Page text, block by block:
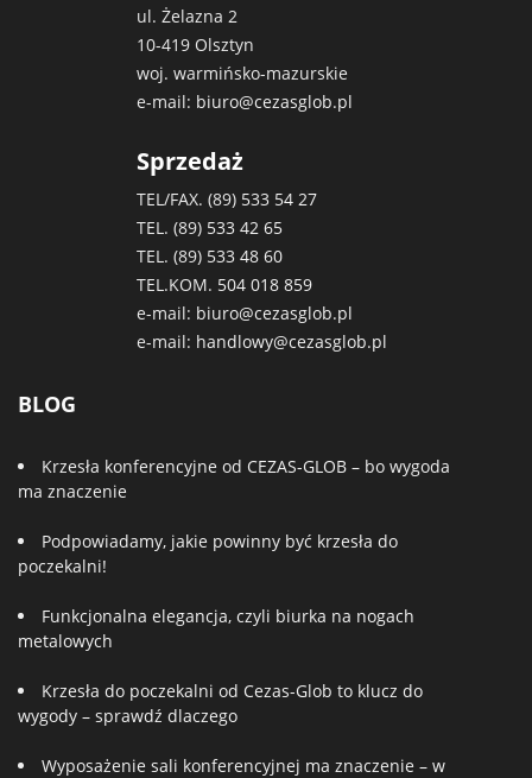
ul. Żelazna 2
10-419 Olsztyn
woj. warmińsko-mazurskie
e-mail: biuro@cezasglob.pl
Sprzedaż
TEL/FAX. (89) 533 54 27
TEL. (89) 533 42 65
TEL. (89) 533 48 60
TEL.KOM. 504 018 859
e-mail: biuro@cezasglob.pl
e-mail: handlowy@cezasglob.pl
BLOG
Krzesła konferencyjne od CEZAS-GLOB – bo wygoda
ma znaczenie
Podpowiadamy, jakie powinny być krzesła do
poczekalni!
Funkcjonalna elegancja, czyli biurka na nogach
metalowych
Krzesła do poczekalni od Cezas-Glob to klucz do
wygody – sprawdź dlaczego
Wyposażenie sali konferencyjnej ma znaczenie – w